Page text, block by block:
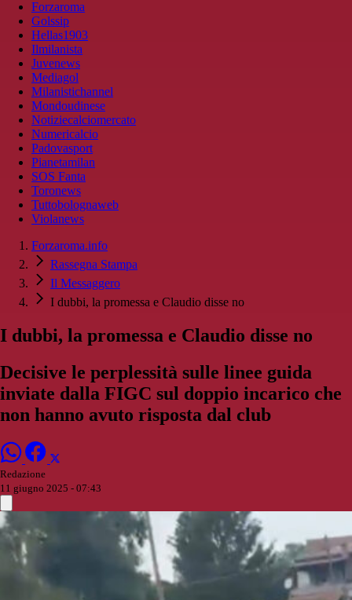
Forzaroma
Golssip
Hellas1903
Ilmilanista
Juvenews
Mediagol
Milanistichannel
Mondoudinese
Notiziecalciomercato
Numericalcio
Padovasport
Pianetamilan
SOS Fanta
Toronews
Tuttobolognaweb
Violanews
Forzaroma.info
Rassegna Stampa
Il Messaggero
I dubbi, la promessa e Claudio disse no
I dubbi, la promessa e Claudio disse no
Decisive le perplessità sulle linee guida
inviate dalla FIGC sul doppio incarico che
non hanno avuto risposta dal club
Redazione
11 giugno 2025 - 07:43